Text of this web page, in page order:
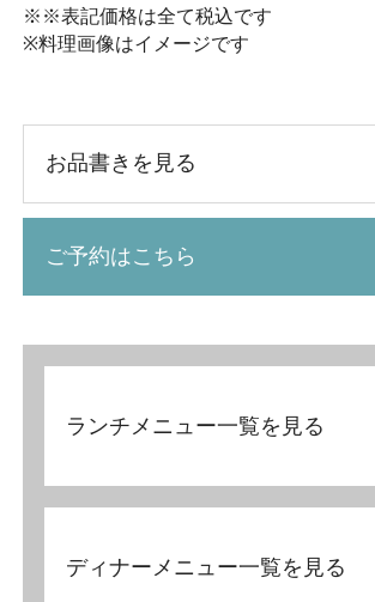
※※表記価格は全て税込です
※料理画像はイメージです
お品書きを見る
ご予約はこちら
ランチメニュー一覧を見る
ディナーメニュー一覧を見る